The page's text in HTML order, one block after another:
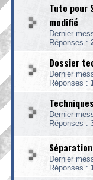
Tuto pour
modifié
Dernier
Réponses :
Dossier
Dernier
Réponses :
Dernier
Réponses :
Dernier
Réponses :